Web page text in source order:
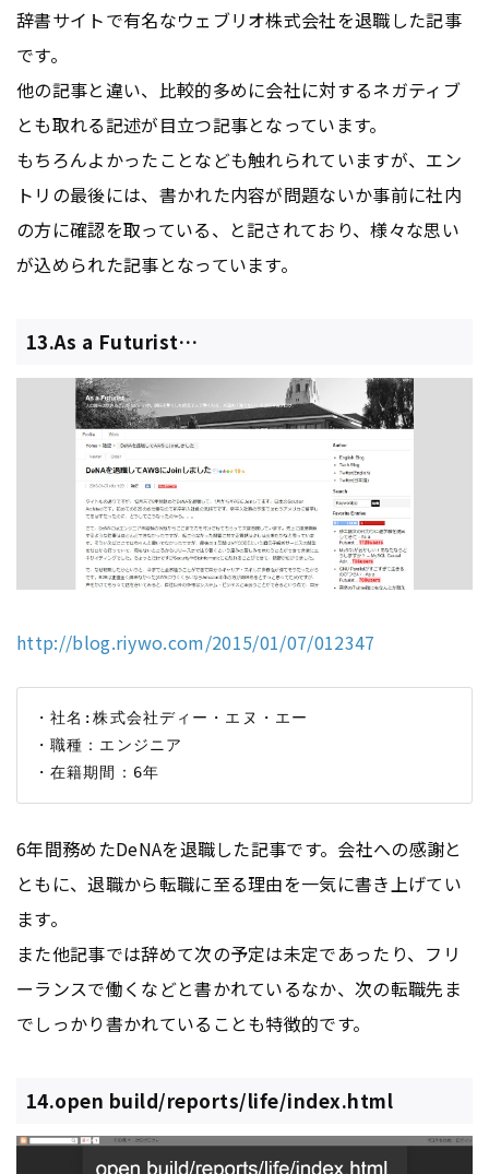
辞書サイトで有名なウェブリオ株式会社を退職した記事
です。
他の記事と違い、比較的多めに会社に対するネガティブ
とも取れる記述が目立つ記事となっています。
もちろんよかったことなども触れられていますが、エン
トリの最後には、書かれた内容が問題ないか事前に社内
の方に確認を取っている、と記されており、様々な思い
が込められた記事となっています。
13.As a Futurist…
http://blog.riywo.com/2015/01/07/012347
・社名:株式会社ディー・エヌ・エー
・職種：エンジニア
6年間務めたDeNAを退職した記事です。会社への感謝と
ともに、退職から転職に至る理由を一気に書き上げてい
ます。
また他記事では辞めて次の予定は未定であったり、フリ
ーランスで働くなどと書かれているなか、次の転職先ま
でしっかり書かれていることも特徴的です。
14.open build/reports/life/index.html